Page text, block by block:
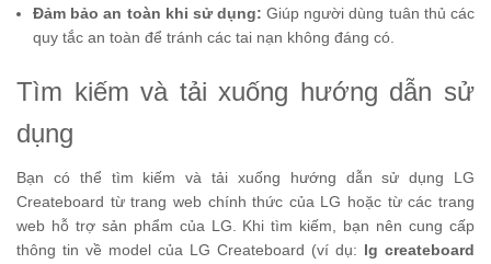
Đảm bảo an toàn khi sử dụng: Giúp người dùng tuân thủ các
quy tắc an toàn để tránh các tai nạn không đáng có.
Tìm kiếm và tải xuống hướng dẫn sử
dụng
Bạn có thể tìm kiếm và tải xuống hướng dẫn sử dụng LG
Createboard từ trang web chính thức của LG hoặc từ các trang
web hỗ trợ sản phẩm của LG. Khi tìm kiếm, bạn nên cung cấp
thông tin về model của LG Createboard (ví dụ: lg createboard